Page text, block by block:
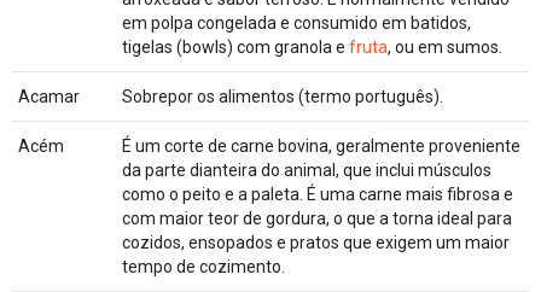
em polpa congelada e consumido em batidos,
tigelas (bowls) com granola e fruta, ou em sumos.
Acamar Sobrepor os alimentos (termo português).
Acém
É um corte de carne bovina, geralmente proveniente
da parte dianteira do animal, que inclui músculos
como o peito e a paleta. É uma carne mais fibrosa e
com maior teor de gordura, o que a torna ideal para
cozidos, ensopados e pratos que exigem um maior
tempo de cozimento.